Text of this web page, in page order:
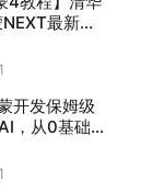
07:46
08:27
最新教
这套视频就
干货。助力
开发保姆级
，从0基础到